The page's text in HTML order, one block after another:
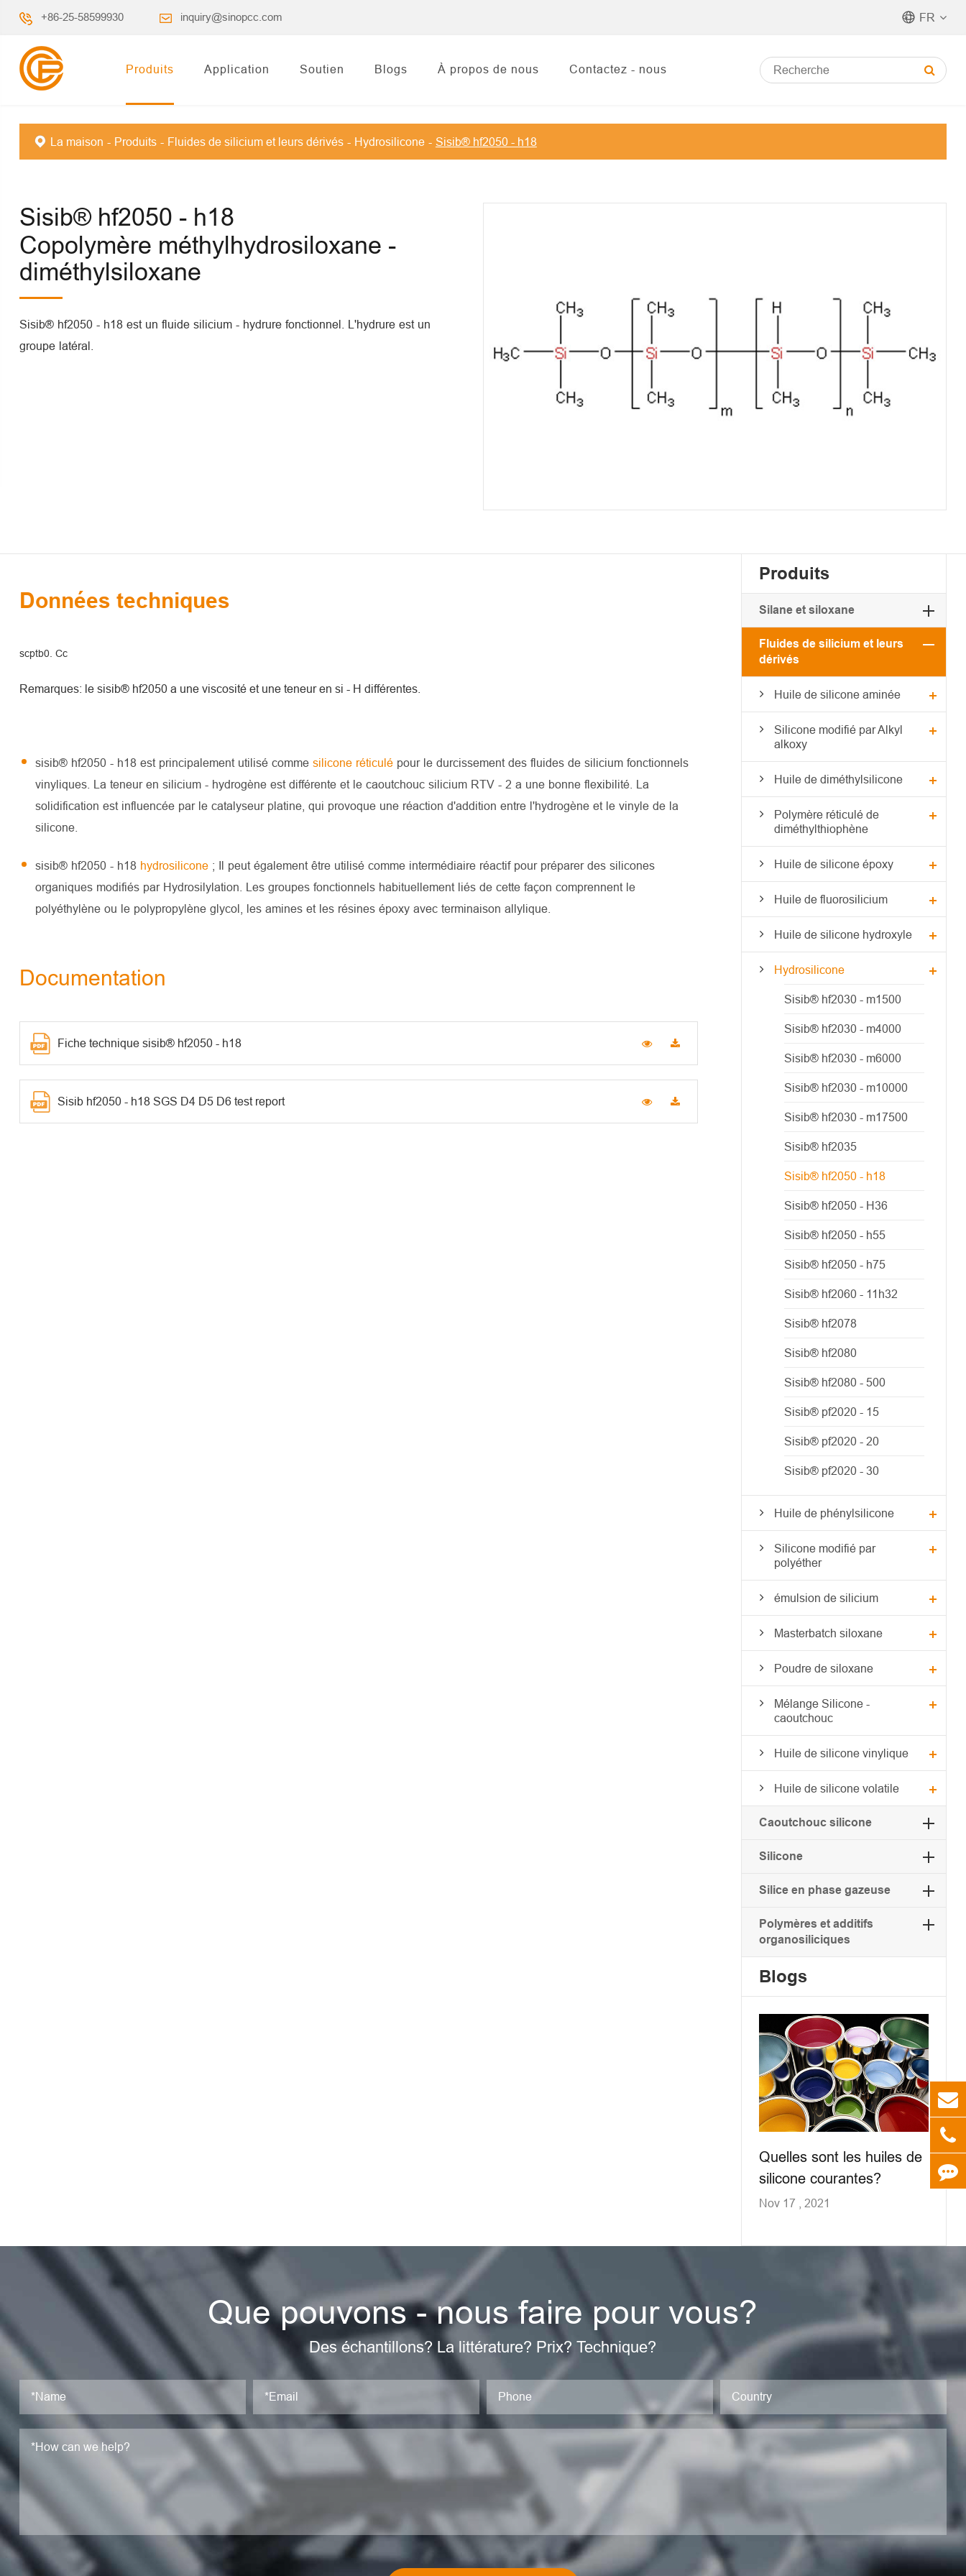
+86-25-58599930 inquiry@sinopcc.com FR
Produits Application Soutien Blogs À propos de nous Contactez - nous
La maison Produits Fluides de silicium et leurs dérivés Hydrosilicone Sisib® hf2050 - h18
Sisib® hf2050 - h18
Copolymère méthylhydrosiloxane -
diméthylsiloxane
Sisib® hf2050 - h18 est un fluide silicium - hydrure fonctionnel. L'hydrure est un
groupe latéral.
Données techniques
scptb0. Cc
Remarques: le sisib® hf2050 a une viscosité et une teneur en si - H différentes.
sisib® hf2050 - h18 est principalement utilisé comme silicone réticulé pour le durcissement des fluides de silicium fonctionnels
vinyliques. La teneur en silicium - hydrogène est différente et le caoutchouc silicium RTV - 2 a une bonne flexibilité. La
solidification est influencée par le catalyseur platine, qui provoque une réaction d'addition entre l'hydrogène et le vinyle de la
silicone.
sisib® hf2050 - h18 hydrosilicone ; Il peut également être utilisé comme intermédiaire réactif pour préparer des silicones
organiques modifiés par Hydrosilylation. Les groupes fonctionnels habituellement liés de cette façon comprennent le
polyéthylène ou le polypropylène glycol, les amines et les résines époxy avec terminaison allylique.
Documentation
Fiche technique sisib® hf2050 - h18
Sisib hf2050 - h18 SGS D4 D5 D6 test report
Produits
Silane et siloxane
Fluides de silicium et leurs
dérivés
Huile de silicone aminée
Silicone modifié par Alkyl
alkoxy
Huile de diméthylsilicone
Polymère réticulé de
diméthylthiophène
Huile de silicone époxy
Huile de fluorosilicium
Huile de silicone hydroxyle
Hydrosilicone
Sisib® hf2030 - m1500
Sisib® hf2030 - m4000
Sisib® hf2030 - m6000
Sisib® hf2030 - m10000
Sisib® hf2030 - m17500
Sisib® hf2035
Sisib® hf2050 - h18
Sisib® hf2050 - H36
Sisib® hf2050 - h55
Sisib® hf2050 - h75
Sisib® hf2060 - 11h32
Sisib® hf2078
Sisib® hf2080
Sisib® hf2080 - 500
Sisib® pf2020 - 15
Sisib® pf2020 - 20
Sisib® pf2020 - 30
Huile de phénylsilicone
Silicone modifié par
polyéther
émulsion de silicium
Masterbatch siloxane
Poudre de siloxane
Mélange Silicone -
caoutchouc
Huile de silicone vinylique
Huile de silicone volatile
Caoutchouc silicone
Silicone
Silice en phase gazeuse
Polymères et additifs
organosiliciques
Blogs
Quelles sont les huiles de
silicone courantes?
Nov 17 , 2021
Que pouvons - nous faire pour vous?
Des échantillons? La littérature? Prix? Technique?